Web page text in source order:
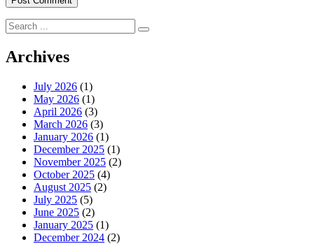
Search
for:
Archives
July 2026 (1)
May 2026 (1)
April 2026 (3)
March 2026 (3)
January 2026 (1)
December 2025 (1)
November 2025 (2)
October 2025 (4)
August 2025 (2)
July 2025 (5)
June 2025 (2)
January 2025 (1)
December 2024 (2)